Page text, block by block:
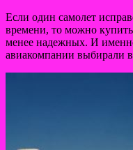
Если один самолет
времени, то можно
менее надежных. И
авиакомпании выбирали